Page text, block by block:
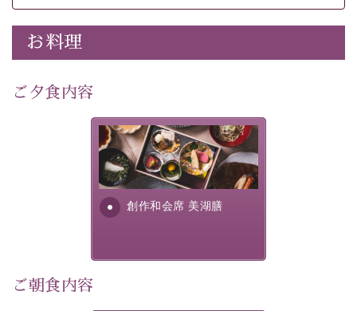
個室料亭、貸切風呂のご利用が可能な上、 安心安全にご
滞在いただけるよう
30項目以上からなる独自の衛生・消毒プログラムの基、
---------------------------------------------
■内容&特典■
40分無料
1人1,000円分の館内利用券（お飲み物やお土産などに
「千人風呂」で有名な 片倉館のご入浴券
クレンジング、化粧水、乳液
・諏訪大社4社を巡る無料参拝バス（事前予約制）
・館内着をご用意
お料理
ご夕食内容
創作和会席 美湖膳
美湖膳とは諏訪の地で特別を
提供する為に料理長・神原 裕
明が考え出した創作和会席で
す。美しい諏訪湖の幸...
ご朝食内容